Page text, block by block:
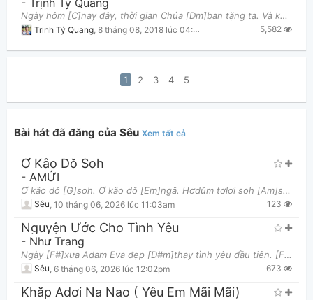
- Trịnh Tý Quang
Ngày hôm [C]nay đây, thời gian Chúa [Dm]ban tặng ta. Và không [G7]lâu rồi Vua Jêsus Chúa oai quyền
Trịnh Tý Quang 8 tháng 08, 2018 lúc 04:54pm 5,582
1 2 3 4 5
Bài hát đã đăng của Sêu Xem tất cả
Ơ Kâo Dŏ Soh
- AMỨI
Ơ kâo dŏ [G]soh. Ơ kâo dŏ [Em]ngă. Hơdŭm tơlơi soh [Am]sat Ih anăm tơ [Am/C]du. Ih anăm ngă [D]ô
Sêu 10 tháng 06, 2026 lúc 11:03am 123
Nguyện Ước Cho Tình Yêu
- Như Trang
Ngày [F#]xưa Adam Eva đẹp [D#m]thay tình yêu đầu tiên. [F#]Chúa [C#]là từ [F#]xưa họ vâng phục n
Sêu 6 tháng 06, 2026 lúc 12:02pm 673
Khăp Adơi Na Nao ( Yêu Em Mãi Mãi)